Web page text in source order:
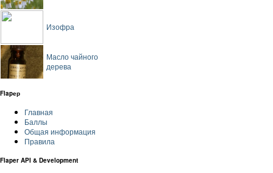
Изофра
Масло чайного
дерева
Flapер
Главная
Баллы
Общая информация
Правила
Flaper API & Development